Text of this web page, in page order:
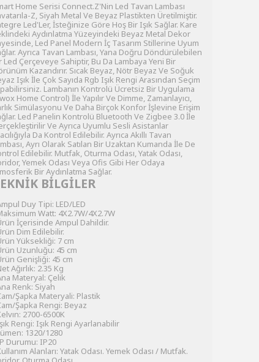
Home Serisi Connect.Z'Nin Led Tavan Lambası
Z, Siyah Metal Ve Beyaz Plastikten Üretilmiştir.
Led'Ler, İsteğinize Göre Hoş Bir Işık Sağlar. Kare
Aydınlatma Yüzeyindeki Beyaz Metal Dekor
Led Panel Modern İç Tasarım Stillerine Uyum
Ayrıca Tavan Lambası, Yana Doğru Döndürülebilen
Led Çerçeveye Sahiptir, Bu Da Lambaya Yeni Bir
Kazandırır. Sıcak Beyaz, Nötr Beyaz Ve Soğuk
Işık İle Çok Sayıda Rgb Işık Rengi Arasından Seçim
Lambanın Kontrolü Ücretsiz Bir Uygulama
Home Control) İle Yapılır Ve Dimme, Zamanlayıcı,
Simülasyonu Ve Daha Birçok Konfor İşlevine Erişim
Led Panelin Kontrolü Bluetooth Ve Zigbee 3.0 İle
Ve Ayrıca Uyumlu Sesli Asistanlar
Da Kontrol Edilebilir. Ayrıca Akıllı Tavan
Ayrı Olarak Satılan Bir Uzaktan Kumanda İle De
Edilebilir. Mutfak, Oturma Odası, Yatak Odası,
Yemek Odası Veya Ofis Gibi Her Odaya
Bir Aydınlatma Sağlar.
BİLGİLER
Duy Tipi: LED/LED
Watt: 4X2.7W/4X2.7W
İçerisinde Ampul Dahildir.
Dim Edilebilir.
Yüksekliği: 7 cm
Uzunluğu: 45 cm
Genişliği: 45 cm
Ağırlık: 2.35 Kg
Materyal: Çelik
Renk: Siyah
Şapka Materyali: Plastik
Şapka Rengi: Beyaz
2700-6500K
Rengi: Işık Rengi Ayarlanabilir
1320/1280
Durumu: IP20
Alanları: Yatak Odası. Yemek Odası / Mutfak.